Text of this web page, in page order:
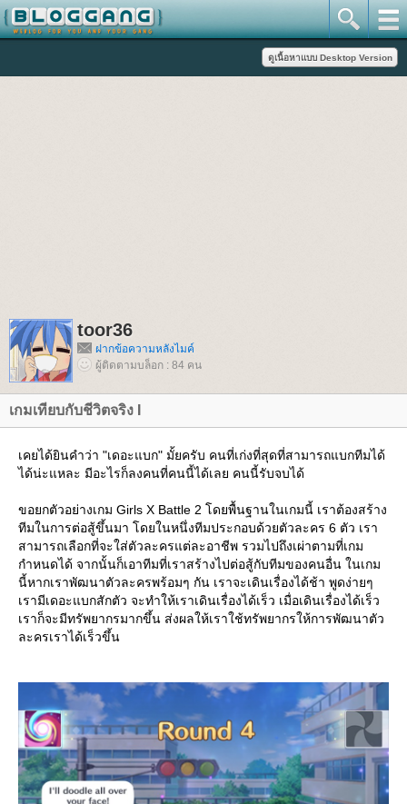
toor36
ฝากข้อความหลังไมค์
ผู้ติดตามบล็อก : 84 คน
เกมเทียบกับชีวิตจริง I
เคยได้ยินคำว่า "เดอะแบก" มั้ยครับ คนที่เก่งที่สุดที่สามารถแบกทีมได้
ได้น่ะแหละ มีอะไรก็ลงคนที่คนนี้ได้เลย คนนี้รับจบได้
ขอยกตัวอย่างเกม Girls X Battle 2 โดยพื้นฐานในเกมนี้ เราต้องสร้าง
ทีมในการต่อสู้ขึ้นมา โดยในหนึ่งทีมประกอบด้วยตัวละคร 6 ตัว เรา
สามารถเลือกที่จะใส่ตัวละครแต่ละอาชีพ รวมไปถึงเผ่าตามที่เกม
กำหนดได้ จากนั้นก็เอาทีมที่เราสร้างไปต่อสู้กับทีมของคนอื่น ในเกม
นี้หากเราพัฒนาตัวละครพร้อมๆ กัน เราจะเดินเรื่องได้ช้า พูดง่ายๆ
เรามีเดอะแบกสักตัว จะทำให้เราเดินเรื่องได้เร็ว เมื่อเดินเรื่องได้เร็ว
เราก็จะมีทรัพยากรมากขึ้น ส่งผลให้เราใช้ทรัพยากรให้การพัฒนาตัว
ละครเราได้เร็วขึ้น